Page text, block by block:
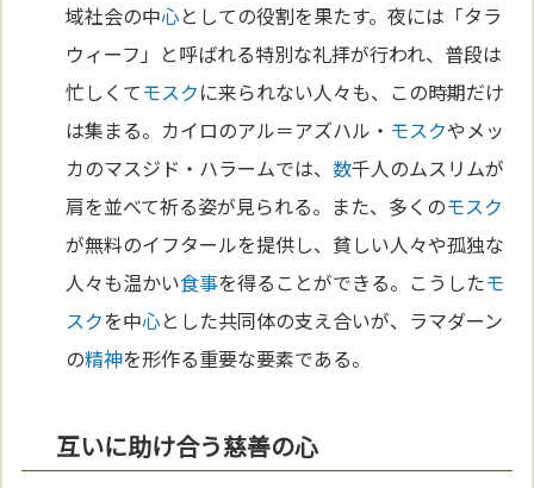
域社会の中心としての役割を果たす。夜には「タラ
ウィーフ」と呼ばれる特別な礼拝が行われ、普段は
忙しくてモスクに来られない人々も、この時期だけ
は集まる。カイロのアル＝アズハル・ モスクやメッ
カのマスジド・ハラームでは、数千人のムスリムが
肩を並べて祈る姿が見られる。また、多くのモスク
が無料のイフタールを提供し、貧しい人々や孤独な
人々も温かい食事を得ることができる。こうしたモ
スクを中心とした共同体の支え合いが、ラマダーン
の精神を形作る重要な要素である。
互いに助け合う慈善の心